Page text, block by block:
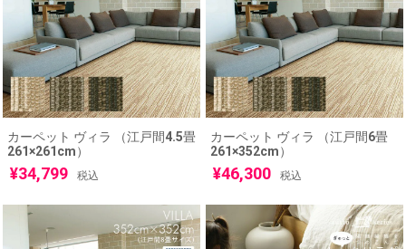
カーペット ヴィラ （江戸間4.5畳
261×261cm）
¥34,799 税込
カーペット ヴィラ （江戸間6畳
261×352cm）
¥46,300 税込